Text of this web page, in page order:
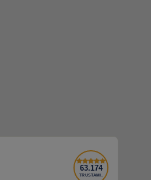
63.174
TRUSTAMI.